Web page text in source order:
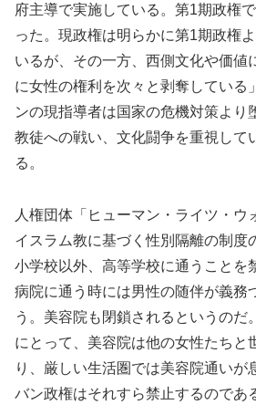
府主導で実施している。第1期政権
った。現政権は明らかに第1期政権
いるが、その一方、西側文化や価値
に女性の権利を次々と剥奪している
ンの現指導者は国家の危機対策より
教徒への戦い、文化闘争を重視して
る。
人権団体「ヒューマン・ライツ・ウ
イスラム教に基づく性別隔離の制度
小学校以外、高等学校に通うことを
病院に通う時には男性の随伴が義務
う。美容院も閉鎖されるというのだ
にとって、美容院は他の女性たちと
り、厳しい生活圏では美容院通いが
バン政権はそれすら禁止するのであ